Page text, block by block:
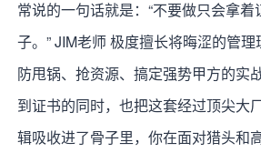
常说的一句话就是：“不要做只会拿
子。” JIM老师 极度擅长将晦涩的管
防甩锅、抢资源、搞定强势甲方的实
到证书的同时，也把这套经过顶尖大
辑吸收进了骨子里，你在面对猎头和